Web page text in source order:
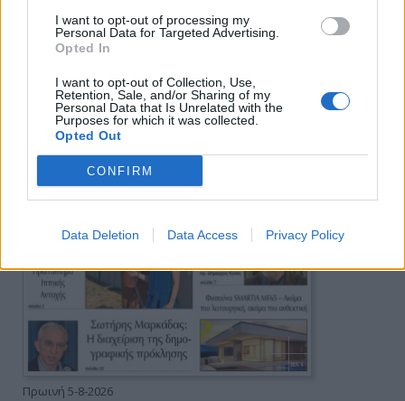
I want to opt-out of processing my
Personal Data for Targeted Advertising.
Opted In
I want to opt-out of Collection, Use,
Retention, Sale, and/or Sharing of my
Personal Data that Is Unrelated with the
Purposes for which it was collected.
Opted Out
CONFIRM
Data Deletion Data Access Privacy Policy
Πρωινή 5-8-2026